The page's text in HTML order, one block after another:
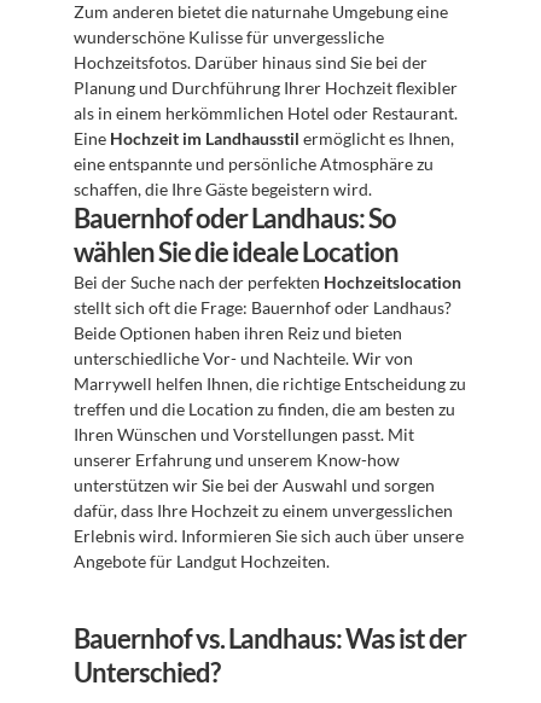
Zum anderen bietet die naturnahe Umgebung eine
wunderschöne Kulisse für unvergessliche
Hochzeitsfotos. Darüber hinaus sind Sie bei der
Planung und Durchführung Ihrer Hochzeit flexibler
als in einem herkömmlichen Hotel oder Restaurant.
Eine Hochzeit im Landhausstil ermöglicht es Ihnen,
eine entspannte und persönliche Atmosphäre zu
schaffen, die Ihre Gäste begeistern wird.
Bauernhof oder Landhaus: So
wählen Sie die ideale Location
Bei der Suche nach der perfekten Hochzeitslocation
stellt sich oft die Frage: Bauernhof oder Landhaus?
Beide Optionen haben ihren Reiz und bieten
unterschiedliche Vor- und Nachteile. Wir von
Marrywell helfen Ihnen, die richtige Entscheidung zu
treffen und die Location zu finden, die am besten zu
Ihren Wünschen und Vorstellungen passt. Mit
unserer Erfahrung und unserem Know-how
unterstützen wir Sie bei der Auswahl und sorgen
dafür, dass Ihre Hochzeit zu einem unvergesslichen
Erlebnis wird. Informieren Sie sich auch über unsere
Angebote für Landgut Hochzeiten.
Bauernhof vs. Landhaus: Was ist der
Unterschied?